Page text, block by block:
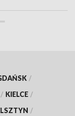
/
/ KIELCE /
/